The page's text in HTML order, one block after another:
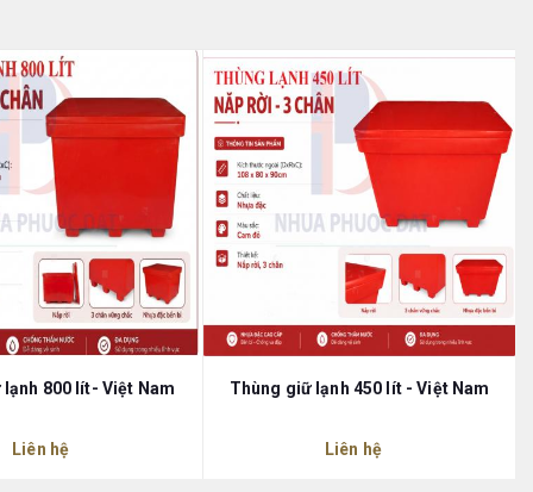
800 lít- Việt Nam
Liên hệ
Thùng giữ lạnh 450 lít - Việt Nam
Liên hệ